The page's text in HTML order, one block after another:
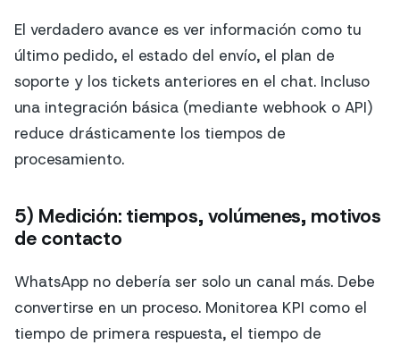
El verdadero avance es ver información como tu
último pedido, el estado del envío, el plan de
soporte y los tickets anteriores en el chat. Incluso
una integración básica (mediante webhook o API)
reduce drásticamente los tiempos de
procesamiento.
5) Medición: tiempos, volúmenes, motivos
de contacto
WhatsApp no debería ser solo un canal más. Debe
convertirse en un proceso. Monitorea KPI como el
tiempo de primera respuesta, el tiempo de